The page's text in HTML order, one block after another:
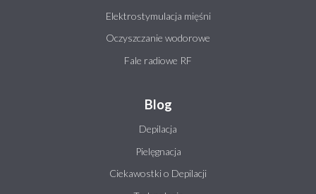
Elektrostymulacja mięśni
Oczyszczanie wodorowe
Fale radiowe RF
Blog
Depilacja
Pielęgnacja
Ciekawostki o Depilacji